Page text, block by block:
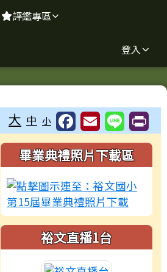
評鑑專區
登入
大 中 小
右邊區域內容
畢業典禮照片下載區
裕文直播1台